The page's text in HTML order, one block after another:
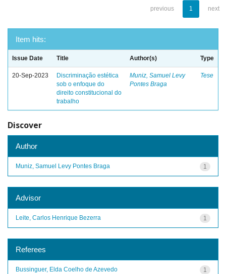
previous 1 next
Item hits:
Issue Date Title Author(s) Type
20-Sep-2023
Discriminação estética
sob o enfoque do
direito constitucional do
trabalho
Muniz, Samuel Levy
Pontes Braga
Tese
Discover
Author
1
Muniz, Samuel Levy Pontes Braga
Advisor
1
Leite, Carlos Henrique Bezerra
Referees
1
Bussinguer, Elda Coelho de Azevedo